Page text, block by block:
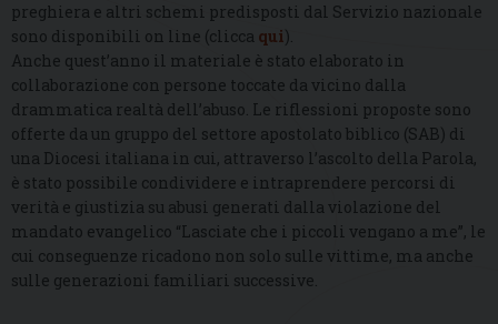
preghiera e altri schemi predisposti dal Servizio nazionale
sono disponibili on line (clicca qui).
Anche quest’anno il materiale è stato elaborato in
collaborazione con persone toccate da vicino dalla
drammatica realtà dell’abuso. Le riflessioni proposte sono
offerte da un gruppo del settore apostolato biblico (SAB) di
una Diocesi italiana in cui, attraverso l’ascolto della Parola,
è stato possibile condividere e intraprendere percorsi di
verità e giustizia su abusi generati dalla violazione del
mandato evangelico “Lasciate che i piccoli vengano a me”, le
cui conseguenze ricadono non solo sulle vittime, ma anche
sulle generazioni familiari successive.